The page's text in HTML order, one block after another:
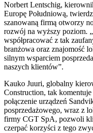
Norbert Lentschig,
Europę Południową,
szanowaną firmą otworzy
rozwój na wyższy poziom.
współpracować z tak
branżowa oraz znajomość
silnym wsparciem
naszych klientów”.
Kauko Juuri, globalny
Construction, tak
połączenie urządzeń
posprzedażowego, wraz z
firmy CGT SpA, pozwoli
czerpać korzyści z tego